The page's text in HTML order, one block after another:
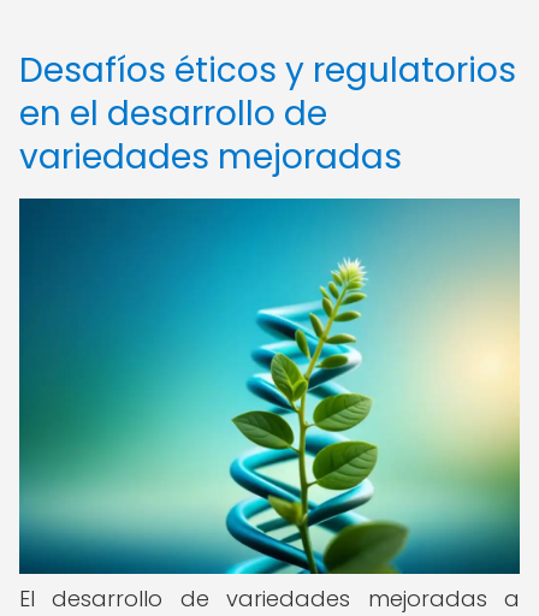
Desafíos éticos y regulatorios
en el desarrollo de
variedades mejoradas
El desarrollo de variedades mejoradas a